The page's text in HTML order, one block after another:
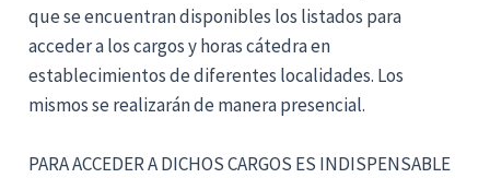
que se encuentran disponibles los listados para
acceder a los cargos y horas cátedra en
establecimientos de diferentes localidades. Los
mismos se realizarán de manera presencial.
PARA ACCEDER A DICHOS CARGOS ES INDISPENSABLE